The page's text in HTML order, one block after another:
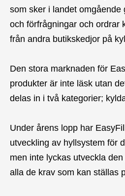
som sker i landet omgående
och förfrågningar och ordrar
från andra butikskedjor på
Den stora marknaden för
produkter är inte läsk utan
delas in i två kategorier;
Under årens lopp har
utveckling av hyllsystem för
men inte lyckas utveckla
alla de krav som kan ställas